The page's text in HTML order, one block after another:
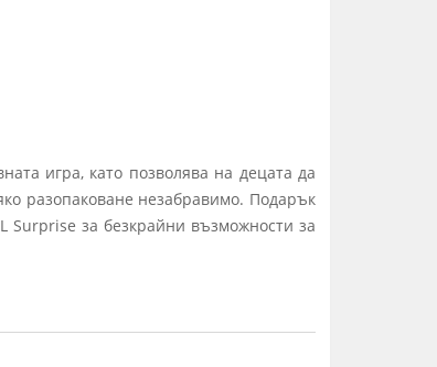
игра, като позволява на децата да
разопаковане незабравимо. Подарък
Surprise за безкрайни възможности за